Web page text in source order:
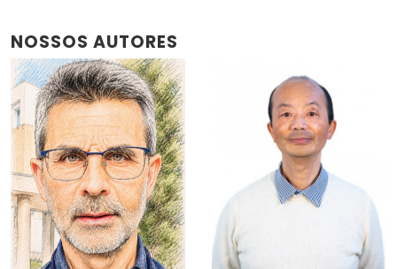
NOSSOS AUTORES